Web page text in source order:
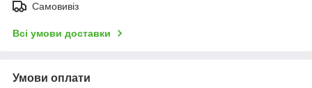
Самовивіз
Всі умови доставки
Умови оплати